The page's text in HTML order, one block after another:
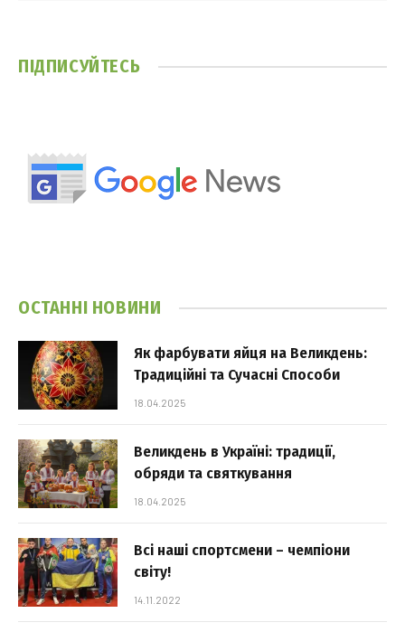
ПІДПИСУЙТЕСЬ
ОСТАННІ НОВИНИ
Як фарбувати яйця на Великдень:
Традиційні та Сучасні Способи
18.04.2025
Великдень в Україні: традиції,
обряди та святкування
18.04.2025
Всі наші спортсмени – чемпіони
світу!
14.11.2022